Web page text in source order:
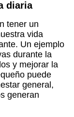
diaria
tener un
vida
Un ejemplo
durante la
y mejorar la
puede
general,
generan